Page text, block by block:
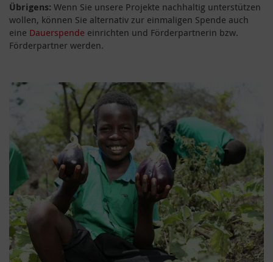
Übrigens: Wenn Sie unsere Projekte nachhaltig unterstützen
wollen, können Sie alternativ zur einmaligen Spende auch
eine Dauerspende einrichten und Förderpartnerin bzw.
Förderpartner werden.